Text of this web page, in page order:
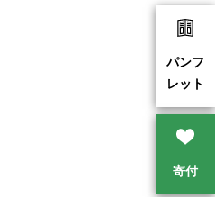
パンフ
レット
寄付